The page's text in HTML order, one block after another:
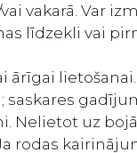
vakarā. Var
līdzekli vai
ārīgai
saskares
Nelietot uz
rodas